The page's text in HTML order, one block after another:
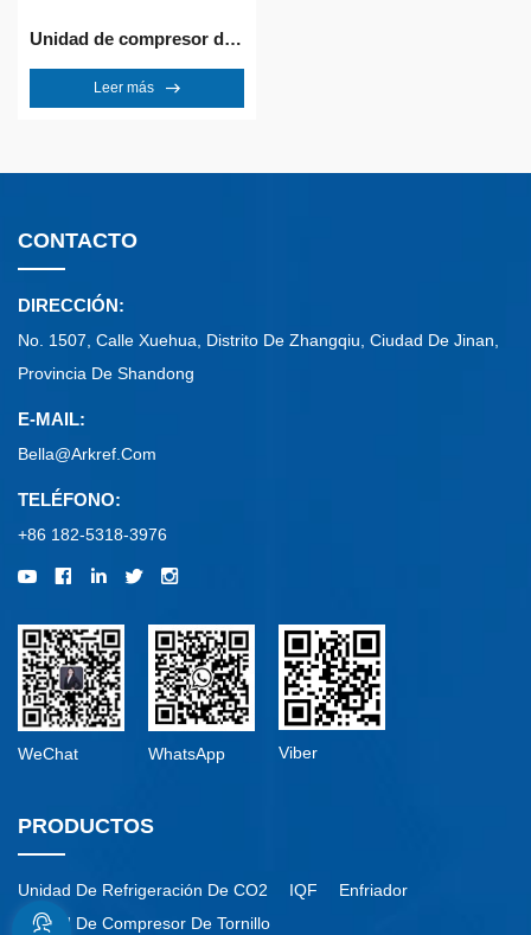
Unidad de compresor de congelación rápida
Leer más
CONTACTO
DIRECCIÓN:
No. 1507, Calle Xuehua, Distrito De Zhangqiu, Ciudad De Jinan,
Provincia De Shandong
E-MAIL:
Bella@arkref.com
TELÉFONO:
+86 182-5318-3976
WeChat WhatsApp Viber
PRODUCTOS
Unidad De Refrigeración De CO2 IQF
Enfriador
Unidad De Compresor De Tornillo